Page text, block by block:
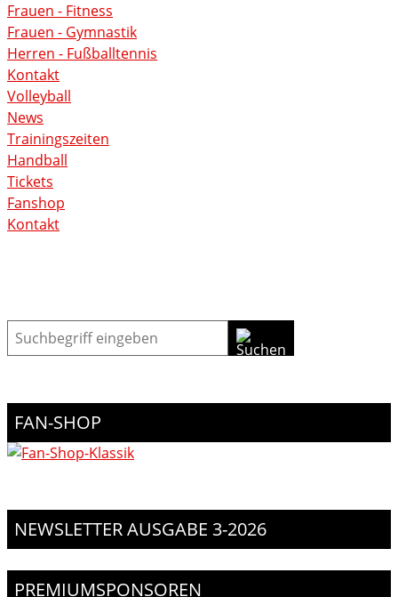
Frauen - Fitness
Frauen - Gymnastik
Herren - Fußballtennis
Kontakt
Volleyball
News
Trainingszeiten
Handball
Tickets
Fanshop
Kontakt
Suche
FAN-SHOP
NEWSLETTER AUSGABE 3-2026
PREMIUMSPONSOREN